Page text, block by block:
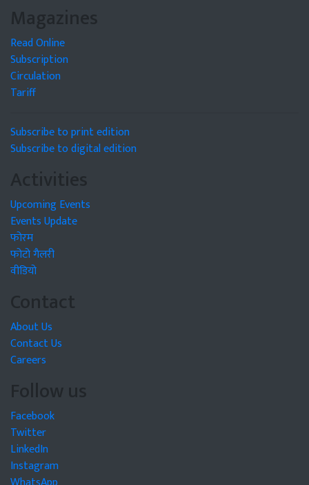
Magazines
Read Online
Subscription
Circulation
Tariff
Subscribe to print edition
Subscribe to digital edition
Activities
Upcoming Events
Events Update
फोरम
फोटो गैलरी
वीडियो
Contact
About Us
Contact Us
Careers
Follow us
Facebook
Twitter
LinkedIn
Instagram